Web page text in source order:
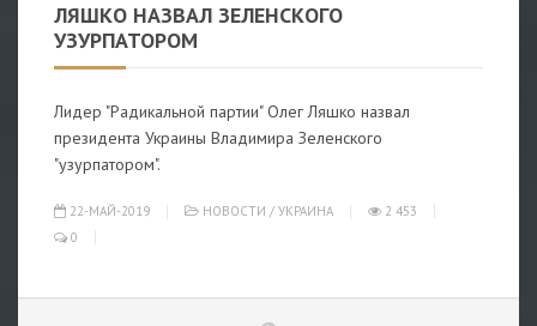
ЛЯШКО НАЗВАЛ ЗЕЛЕНСКОГО
УЗУРПАТОРОМ
Лидер "Радикальной партии" Олег Ляшко назвал
президента Украины Владимира Зеленского
"узурпатором".
22-МАЙ-2019 НОВОСТИ / УКРАИНА
2 453
0